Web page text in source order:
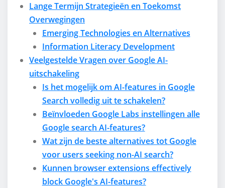
Lange Termijn Strategieën en Toekomst
Overwegingen
Emerging Technologies en Alternatives
Information Literacy Development
Veelgestelde Vragen over Google AI-
uitschakeling
Is het mogelijk om AI-features in Google
Search volledig uit te schakelen?
Beïnvloeden Google Labs instellingen alle
Google search AI-features?
Wat zijn de beste alternatives tot Google
voor users seeking non-AI search?
Kunnen browser extensions effectively
block Google's AI-features?